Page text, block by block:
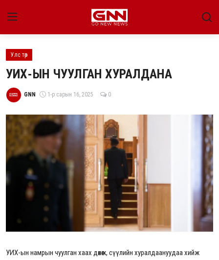
Улс төр
Энтертайнмент
Эдийн засаг
Live
Гадаад мэдээ
People
Улс төр
УИХ-ЫН ЧУУЛГАН ХУРАЛДАНА
GNN 1-р сарын 16, 2025 0
УИХ-ын намрын чуулган хаах дөхөж, сүүлийн хуралдаануудаа хийж